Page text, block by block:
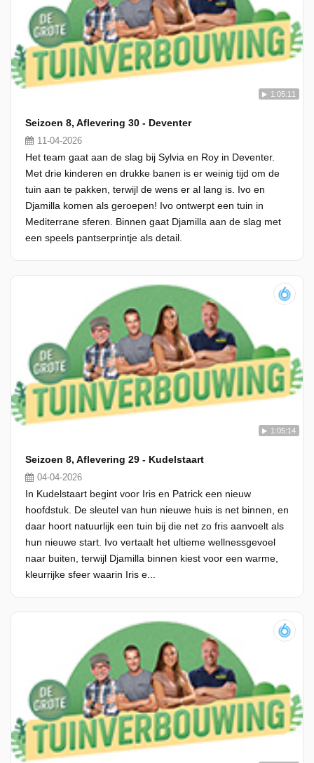
1:05:11
Seizoen 8, Aflevering 30 - Deventer
11-04-2026
Het team gaat aan de slag bij Sylvia en Roy in Deventer.
Met drie kinderen en drukke banen is er weinig tijd om de
tuin aan te pakken, terwijl de wens er al lang is. Ivo en
Djamilla komen als geroepen! Ivo ontwerpt een tuin in
Mediterrane sferen. Binnen gaat Djamilla aan de slag met
een speels pantserprintje als detail.
1:05:14
Seizoen 8, Aflevering 29 - Kudelstaart
04-04-2026
In Kudelstaart begint voor Iris en Patrick een nieuw
hoofdstuk. De sleutel van hun nieuwe huis is net binnen, en
daar hoort natuurlijk een tuin bij die net zo fris aanvoelt als
hun nieuwe start. Ivo vertaalt het ultieme wellnessgevoel
naar buiten, terwijl Djamilla binnen kiest voor een warme,
kleurrijke sfeer waarin Iris e...